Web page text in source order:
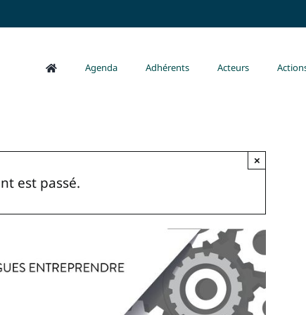
Agenda Adhérents Acteurs
est passé.
×